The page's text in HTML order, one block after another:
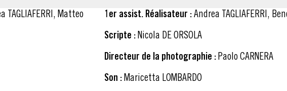
1er assist. Réalisateur :Andrea TAGLIAFERRI,
Scripte :Nicola DE ORSOLA
Directeur de la photographie :Paolo CARNERA
Son :Maricetta LOMBARDO